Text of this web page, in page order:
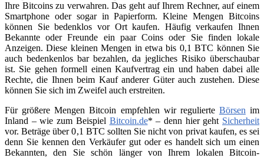
Ihre Bitcoins zu verwahren. Das geht auf Ihrem Rechner, auf einem
Smartphone oder sogar in Papierform. Kleine Mengen Bitcoins
können Sie bedenklos vor Ort kaufen. Häufig verkaufen Ihnen
Bekannte oder Freunde ein paar Coins oder Sie finden lokale
Anzeigen. Diese kleinen Mengen in etwa bis 0,1 BTC können Sie
auch bedenkenlos bar bezahlen, da jegliches Risiko überschaubar
ist. Sie gehen formell einen Kaufvertrag ein und haben dabei alle
Rechte, die Ihnen beim Kauf anderer Güter auch zustehen. Diese
können Sie sich im Zweifel auch erstreiten.
Für größere Mengen Bitcoin empfehlen wir regulierte Börsen im
Inland – wie zum Beispiel Bitcoin.de* – denn hier geht Sicherheit
vor. Beträge über 0,1 BTC sollten Sie nicht von privat kaufen, es sei
denn Sie kennen den Verkäufer gut oder es handelt sich um einen
Bekannten, den Sie schön länger von Ihrem lokalen Bitcoin-